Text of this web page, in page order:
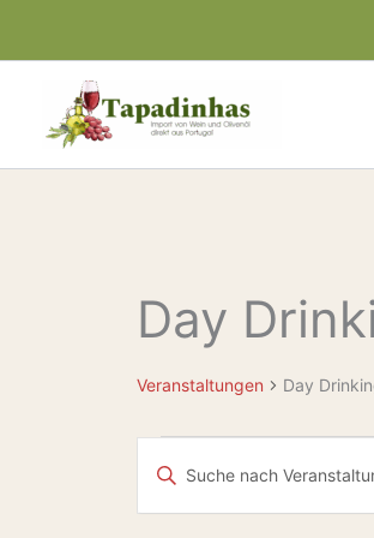
Day
Veranstaltungen Day
Veranstaltungen
für
August,
Suche
und
Bitte
Schlüsselwort
eingeben.